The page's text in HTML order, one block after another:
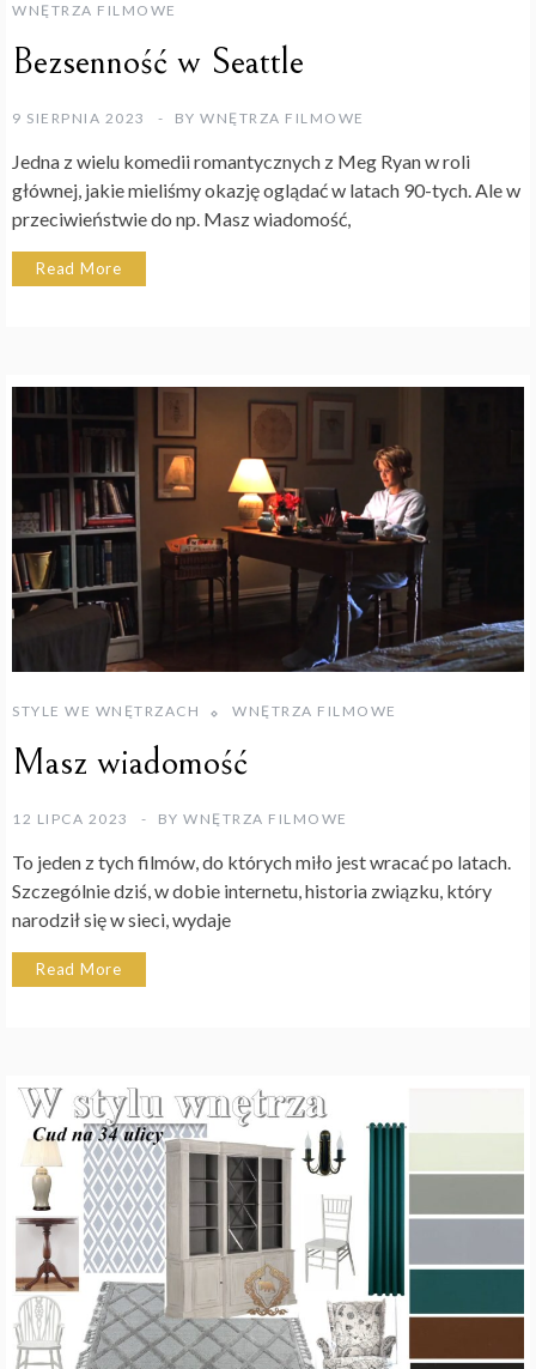
WNĘTRZA FILMOWE
Bezsenność w Seattle
9 SIERPNIA 2023 BY WNĘTRZA FILMOWE
Jedna z wielu komedii romantycznych z Meg Ryan w roli
głównej, jakie mieliśmy okazję oglądać w latach 90-tych. Ale w
przeciwieństwie do np. Masz wiadomość,
Read More
STYLE WE WNĘTRZACH WNĘTRZA FILMOWE
Masz wiadomość
12 LIPCA 2023 BY WNĘTRZA FILMOWE
To jeden z tych filmów, do których miło jest wracać po latach.
Szczególnie dziś, w dobie internetu, historia związku, który
narodził się w sieci, wydaje
Read More